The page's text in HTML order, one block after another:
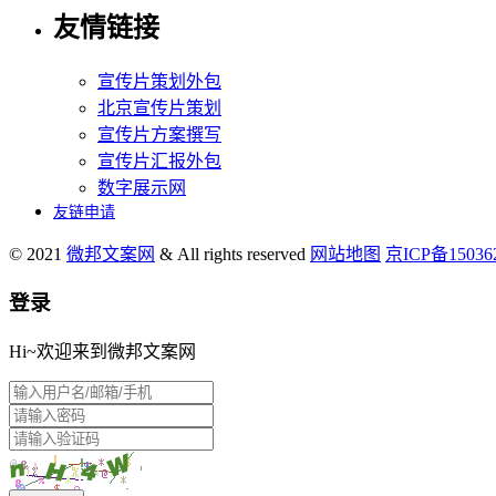
友情链接
宣传片策划外包
北京宣传片策划
宣传片方案撰写
宣传片汇报外包
数字展示网
友链申请
© 2021 微邦文案网 & All rights reserved 网站地图 京ICP备
登录
Hi~欢迎来到微邦文案网